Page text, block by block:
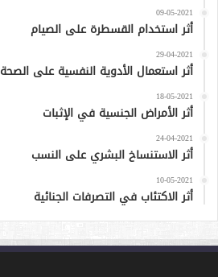
09-05-2021
أثر استخدام القسطرة على الصيام
29-04-2021
أثر استعمال الأدوية النفسية على الصحة
18-05-2021
أثر الأمراض الجنسية في الإثبات
24-04-2021
أثر الاستنساخ البشري على النسب
10-05-2021
أثر الاكتئاب في التصرفات الجنائية